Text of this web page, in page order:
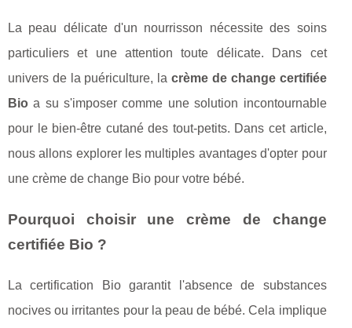
La peau délicate d'un nourrisson nécessite des soins
particuliers et une attention toute délicate. Dans cet
univers de la puériculture, lacrème de change certifiée
Bio a su s'imposer comme une solution incontournable
pour le bien-être cutané des tout-petits. Dans cet article,
nous allons explorer les multiples avantages d'opter pour
une crème de change Bio pour votre bébé.
Pourquoi choisir une crème de change
certifiée Bio ?
La certification Bio garantit l'absence de substances
nocives ou irritantes pour la peau de bébé. Cela implique